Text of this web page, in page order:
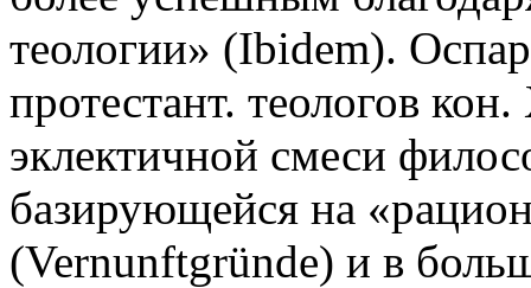
теологии» (Ibidem).
протестант. теологов
эклектичной смеси
базирующейся на
(Vernunftgründe) и в